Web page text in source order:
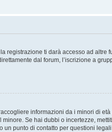
registrazione ti darà accesso ad altre
dal forum, l’iscrizione a
informazioni da i minori di
Se hai dubbi o incertezze,
punto di contatto per questioni